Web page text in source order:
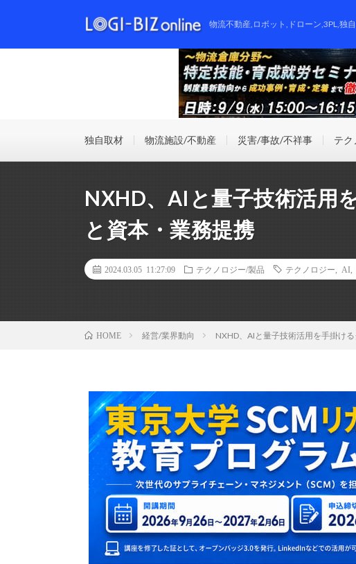
物流不動産,ロボット,ドローン,3PL,独
独自取材 物流施設/不動産 災害/事故/不祥事 テク
NXHD、AIと量子技術活用
と資本・業務提携
2024.03.05 11:27:09 テクノロジー/製品 テクノロジー AI
HOME 経営/業界動向 NXHD、AIと量子技術活用を手掛け